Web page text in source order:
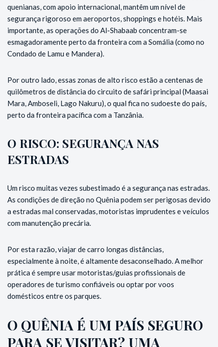
quenianas, com apoio internacional, mantêm um nível de
segurança rigoroso em aeroportos, shoppings e hotéis. Mais
importante, as operações do Al-Shabaab concentram-se
esmagadoramente perto da fronteira com a Somália (como no
Condado de Lamu e Mandera).
Por outro lado, essas zonas de alto risco estão a centenas de
quilômetros de distância do circuito de safári principal (Maasai
Mara, Amboseli, Lago Nakuru), o qual fica no sudoeste do país,
perto da fronteira pacífica com a Tanzânia.
O RISCO: SEGURANÇA NAS
ESTRADAS
Um risco muitas vezes subestimado é a segurança nas estradas.
As condições de direção no Quênia podem ser perigosas devido
a estradas mal conservadas, motoristas imprudentes e veículos
com manutenção precária.
Por esta razão, viajar de carro longas distâncias,
especialmente à noite, é altamente desaconselhado. A melhor
prática é sempre usar motoristas/guias profissionais de
operadores de turismo confiáveis ou optar por voos
domésticos entre os parques.
O QUÊNIA É UM PAÍS SEGURO
PARA SE VISITAR? UMA